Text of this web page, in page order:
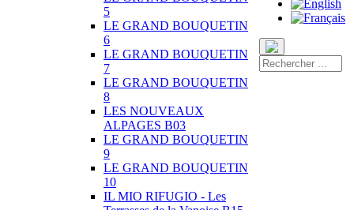
5
LE GRAND BOUQUETIN
6
LE GRAND BOUQUETIN
7
LE GRAND BOUQUETIN
8
LES NOUVEAUX
ALPAGES B03
LE GRAND BOUQUETIN
9
LE GRAND BOUQUETIN
10
IL MIO RIFUGIO - Les